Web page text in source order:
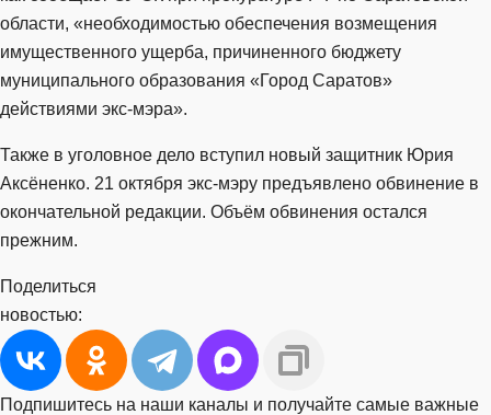
области, «необходимостью обеспечения возмещения
имущественного ущерба, причиненного бюджету
муниципального образования «Город Саратов»
действиями экс-мэра».
Также в уголовное дело вступил новый защитник Юрия
Аксёненко. 21 октября экс-мэру предъявлено обвинение в
окончательной редакции. Объём обвинения остался
прежним.
Поделиться
новостью:
Подпишитесь на наши каналы и получайте самые важные